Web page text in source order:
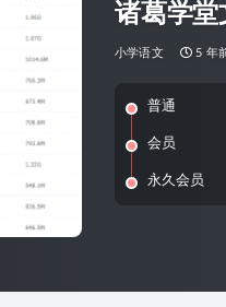
诸葛学堂
小学语文 5 年
普通
会员
永久会员